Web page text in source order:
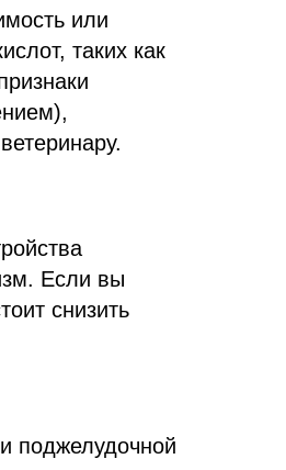
или
таких как
Если вы
снизить
поджелудочной